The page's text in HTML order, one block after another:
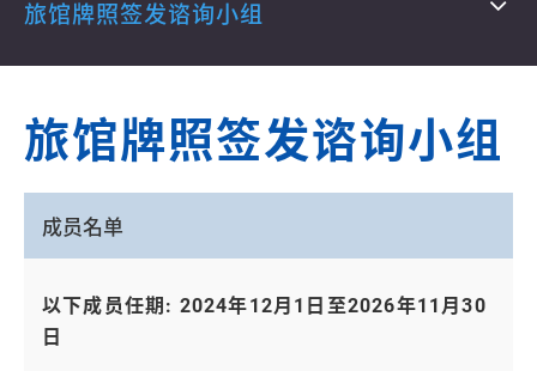
旅馆牌照签发谘询小组
旅馆牌照签发谘询小组
成员名单
以下成员任期: 2024年12月1日至2026年11月30
日